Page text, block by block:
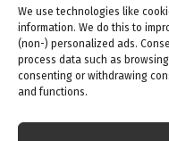
We use technologies like
information. We do this to
(non-) personalized ads.
process data such as
consenting or withdrawing
and functions.
ARTICOLE RECENTE
Confort